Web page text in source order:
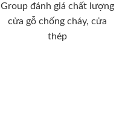
Group đánh giá chất lượng
cửa gỗ chống cháy, cửa
thép